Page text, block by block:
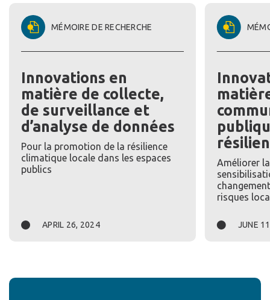
MÉMOIRE DE RECHERCHE
Innovations en
matière de collecte,
de surveillance et
d’analyse de données
Pour la promotion de la résilience
climatique locale dans les espaces
publics
APRIL 26, 2024
Améliorer
risques
JUNE